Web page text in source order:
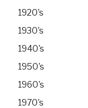
1920's
1930's
1940's
1950's
1960's
1970's